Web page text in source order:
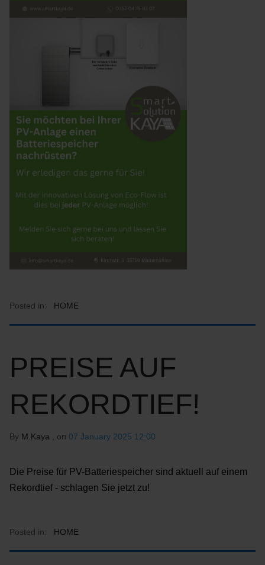
Posted in: HOME
PREISE AUF
REKORDTIEF!
By M.Kaya , on 07 January 2025 12:00
Die Preise für PV-Batteriespeicher sind aktuell auf einem
Rekordtief - schlagen Sie jetzt zu!
Posted in: HOME